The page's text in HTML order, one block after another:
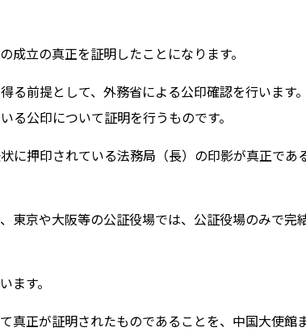
立の真正を証明したことになります。
前提として、外務省による公印確認を行います。
公印について証明を行うものです。
に押印されている法務局（長）の印影が真正であ
東京や大阪等の公証役場では、公証役場のみで完
ます。
真正が証明されたものであることを、中国大使館